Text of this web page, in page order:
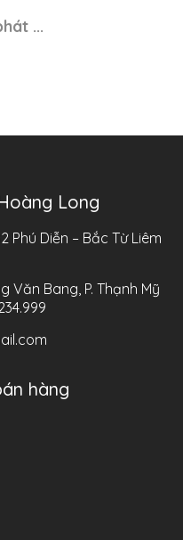
...
Long
Phú Diễn – Bắc Từ Liêm
Văn Bang, P. Thạnh Mỹ
hàng